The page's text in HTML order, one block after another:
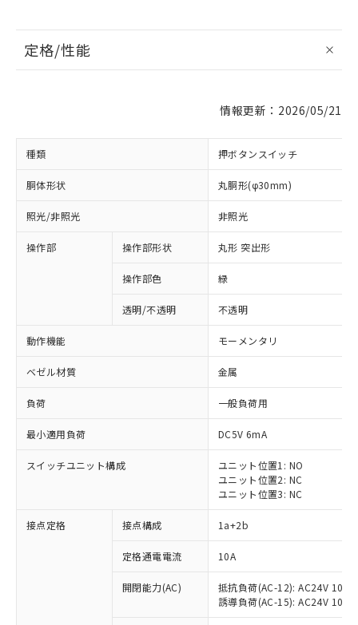
定格/性能
情報更新：2026/05/21
種類 押ボタンスイッチ
胴体形状 丸胴形(φ30mm)
照光/非照光 非照光
操作部 操作部形状 丸形 突出形
操作部色 緑
透明/不透明 不透明
動作機能 モーメンタリ
ベゼル材質 金属
負荷 一般負荷用
最小適用負荷 DC5V 6mA
スイッチユニット構成
ユニット位置1: NO
ユニット位置2: NC
ユニット位置3: NC
接点定格 接点構成 1a+2b
定格通電電流 10A
開閉能力(AC)
抵抗負荷(AC-12): AC24V 10A/
誘導負荷(AC-15): AC24V
※1 対応状況
対応済み：EU RoHS指令（10物質）の
非含有に対応した製品が提供可能な商品で
対応予定：EU RoHS指令（10物質）の非含